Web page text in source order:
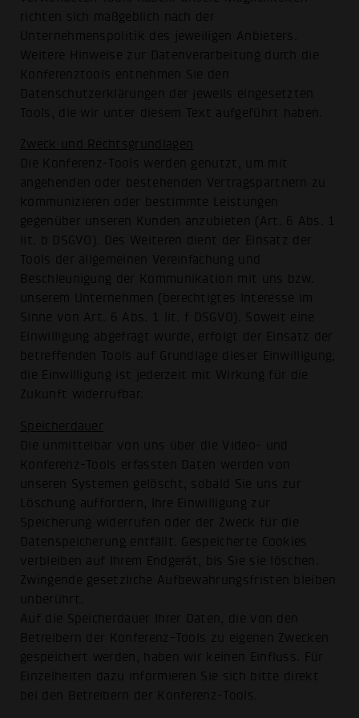
richten sich maßgeblich nach der
Unternehmenspolitik des jeweiligen Anbieters.
Weitere Hinweise zur Datenverarbeitung durch die
Konferenztools entnehmen Sie den
Datenschutzerklärungen der jeweils eingesetzten
Tools, die wir unter diesem Text aufgeführt haben.
Zweck und Rechtsgrundlagen
Die Konferenz-Tools werden genutzt, um mit
angehenden oder bestehenden Vertragspartnern zu
kommunizieren oder bestimmte Leistungen
gegenüber unseren Kunden anzubieten (Art. 6 Abs. 1
lit. b DSGVO). Des Weiteren dient der Einsatz der
Tools der allgemeinen Vereinfachung und
Beschleunigung der Kommunikation mit uns bzw.
unserem Unternehmen (berechtigtes Interesse im
Sinne von Art. 6 Abs. 1 lit. f DSGVO). Soweit eine
Einwilligung abgefragt wurde, erfolgt der Einsatz der
betreffenden Tools auf Grundlage dieser Einwilligung;
die Einwilligung ist jederzeit mit Wirkung für die
Zukunft widerrufbar.
Speicherdauer
Die unmittelbar von uns über die Video- und
Konferenz-Tools erfassten Daten werden von
unseren Systemen gelöscht, sobald Sie uns zur
Löschung auffordern, Ihre Einwilligung zur
Speicherung widerrufen oder der Zweck für die
Datenspeicherung entfällt. Gespeicherte Cookies
verbleiben auf Ihrem Endgerät, bis Sie sie löschen.
Zwingende gesetzliche Aufbewahrungsfristen bleiben
unberührt.
Auf die Speicherdauer Ihrer Daten, die von den
Betreibern der Konferenz-Tools zu eigenen Zwecken
gespeichert werden, haben wir keinen Einfluss. Für
Einzelheiten dazu informieren Sie sich bitte direkt
bei den Betreibern der Konferenz-Tools.